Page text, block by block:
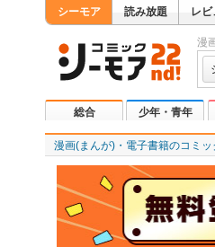
シーモア 読み放題 レ
漫
総合 少年・青年
漫画(まんが)・電子書籍のコミ